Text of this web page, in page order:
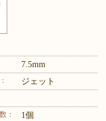
7.5mm
ジェット
： 1個